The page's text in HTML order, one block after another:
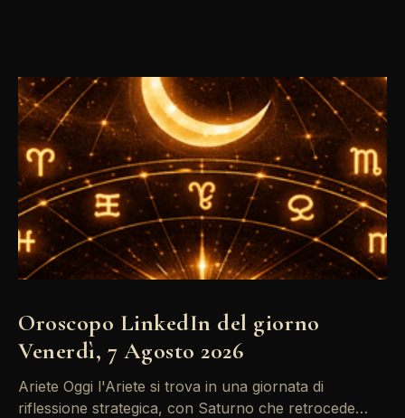
Oroscopo LinkedIn del giorno
Venerdì, 7 Agosto 2026
Ariete Oggi l'Ariete si trova in una giornata di
riflessione strategica, con Saturno che retrocede